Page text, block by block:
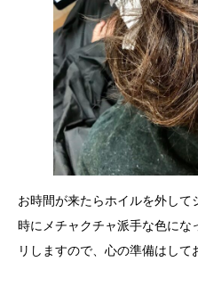
お時間が来たらホイルを外し
時にメチャクチャ派手な色にな
リしますので、心の準備はして